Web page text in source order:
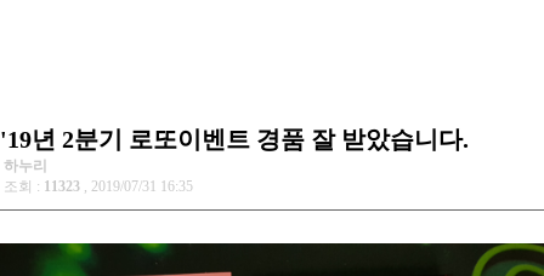
'19년 2분기 로또이벤트 경품 잘 받았습니다.
하누리
조회 : 11323 , 2019/07/31 16:35